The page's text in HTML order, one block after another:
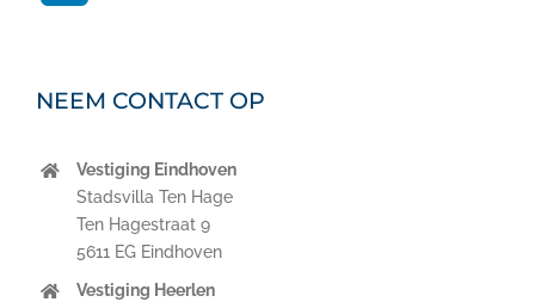
NEEM CONTACT OP
Vestiging Eindhoven
Stadsvilla Ten Hage
Ten Hagestraat 9
5611 EG Eindhoven
Vestiging Heerlen